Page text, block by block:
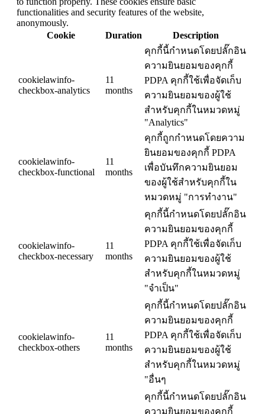
functionalities and security features of the website,
anonymously.
Cookie
Duration Description
cookielawinfo-
checkbox-analytics
11
months
คุกกี้นี้กำหนดโดยปลั๊กอิน
ความยินยอมของคุกกี้
PDPA คุกกี้ใช้เพื่อจัดเก็บ
ความยินยอมของผู้ใช้
สำหรับคุกกี้ในหมวดหมู่
"Analytics"
cookielawinfo-
checkbox-functional
11
months
คุกกี้ถูกกำหนดโดยความ
ยินยอมของคุกกี้ PDPA
เพื่อบันทึกความยินยอม
ของผู้ใช้สำหรับคุกกี้ใน
หมวดหมู่ "การทำงาน"
cookielawinfo-
checkbox-necessary
11
months
คุกกี้นี้กำหนดโดยปลั๊กอิน
ความยินยอมของคุกกี้
PDPA คุกกี้ใช้เพื่อจัดเก็บ
ความยินยอมของผู้ใช้
สำหรับคุกกี้ในหมวดหมู่
"จำเป็น"
cookielawinfo-
checkbox-others
11
months
คุกกี้นี้กำหนดโดยปลั๊กอิน
ความยินยอมของคุกกี้
PDPA คุกกี้ใช้เพื่อจัดเก็บ
ความยินยอมของผู้ใช้
สำหรับคุกกี้ในหมวดหมู่
"อื่นๆ
คุกกี้นี้กำหนดโดยปลั๊กอิน
ความยินยอมของคุกกี้